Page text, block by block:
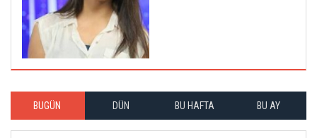
BUGÜN DÜN BU HAFTA BU AY